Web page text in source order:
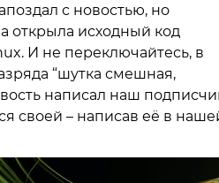
с новостью, но
открыла исходный код
И не переключайтесь, в
“шутка смешная,
написал наш
своей – написав её в